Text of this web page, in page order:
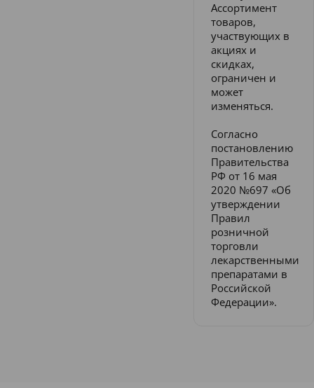
Ассортимент
товаров,
участвующих в
акциях и
скидках,
ограничен и
может
изменяться.
Согласно
постановлению
Правительства
РФ от 16 мая
2020 №697 «Об
утверждении
Правил
розничной
торговли
лекарственными
препаратами в
Российской
Федерации».